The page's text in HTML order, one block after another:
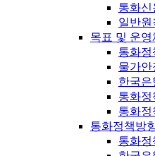
통화신
일반원
목표 및 운영
통화정
물가안
한국은
통화정
통화정
통화정책방
통화정